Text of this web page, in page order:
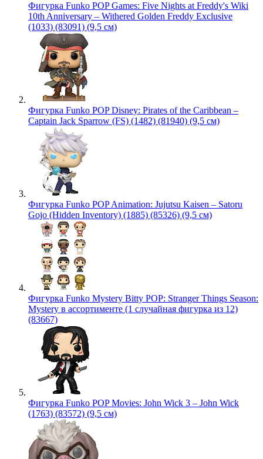
Фигурка Funko POP Games: Five Nights at Freddy's Wiki
10th Anniversary – Withered Golden Freddy Exclusive
(1033) (83091) (9,5 см)
Фигурка Funko POP Disney: Pirates of the Caribbean –
Captain Jack Sparrow (FS) (1482) (81940) (9,5 см)
Фигурка Funko POP Animation: Jujutsu Kaisen – Satoru
Gojo (Hidden Inventory) (1885) (85326) (9,5 см)
Фигурка Funko Mystery Bitty POP: Stranger Things Season:
Mystery в ассортименте (1 случайная фигурка из 12)
(83667)
Фигурка Funko POP Movies: John Wick 3 – John Wick
(1763) (83572) (9,5 см)